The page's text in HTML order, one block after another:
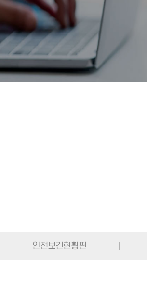
안전보건현황판